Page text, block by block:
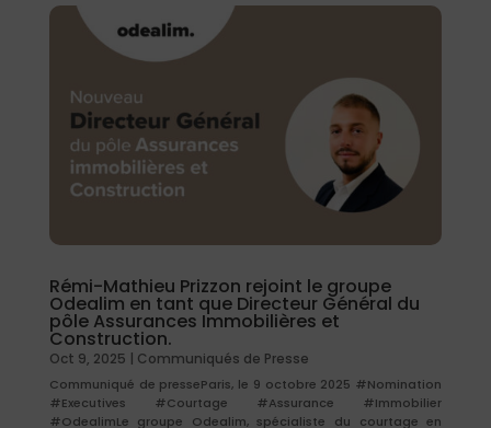
Rémi-Mathieu Prizzon rejoint le groupe
Odealim en tant que Directeur Général du
pôle Assurances Immobilières et
Construction.
Oct 9, 2025 | Communiqués de Presse
Communiqué de presseParis, le 9 octobre 2025 #Nomination
#Executives #Courtage #Assurance #Immobilier
#OdealimLe groupe Odealim, spécialiste du courtage en